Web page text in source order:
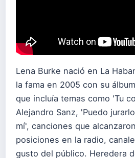
Lena Burke nació en La
la fama en 2005 con su
que incluía temas como 'Tu
Alejandro Sanz, 'Puedo
mí', canciones que
posiciones en la radio,
gusto del público. Heredera